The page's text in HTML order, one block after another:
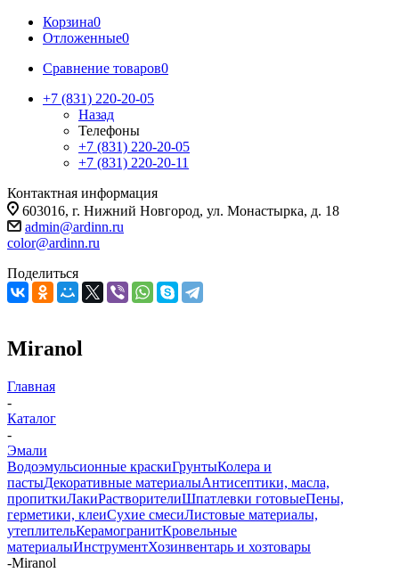
Корзина0
Отложенные0
Сравнение товаров0
+7 (831) 220-20-05
Назад
Телефоны
+7 (831) 220-20-05
+7 (831) 220-20-11
Контактная информация
603016, г. Нижний Новгород, ул. Монастырка, д. 18
admin@ardinn.ru
color@ardinn.ru
Поделиться
Miranol
Главная
-
Каталог
-
Эмали
Водоэмульсионные краскиГрунтыКолера и
пастыДекоративные материалыАнтисептики, масла,
пропиткиЛакиРастворителиШпатлевки готовыеПены,
герметики, клеиСухие смесиЛистовые материалы,
утеплительКерамогранитКровельные
материалыИнструментХозинвентарь и хозтовары
-Miranol